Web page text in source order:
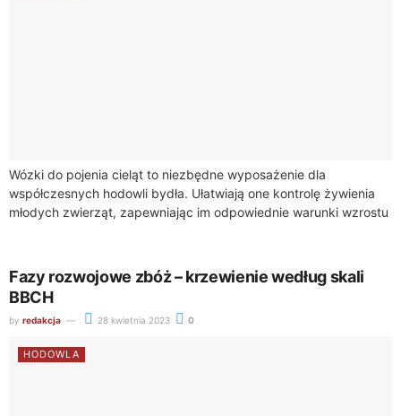
Wózki do pojenia cieląt to niezbędne wyposażenie dla
współczesnych hodowli bydła. Ułatwiają one kontrolę żywienia
młodych zwierząt, zapewniając im odpowiednie warunki wzrostu
Fazy rozwojowe zbóż – krzewienie według skali
BBCH
by redakcja 28 kwietnia 2023 0
HODOWLA